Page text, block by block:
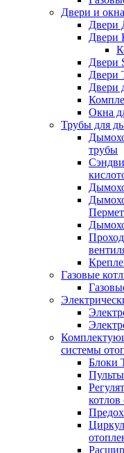
Двери и
Двери
Двери
Двери
Двери
Двери
Окна
Трубы для
трубы
Газовые
системы
Блоки
котлов